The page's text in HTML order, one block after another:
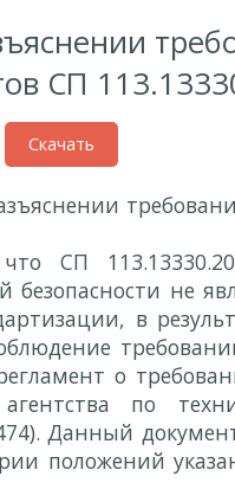
СП
Скачать
СП
не
в
о
по
Данный
положений